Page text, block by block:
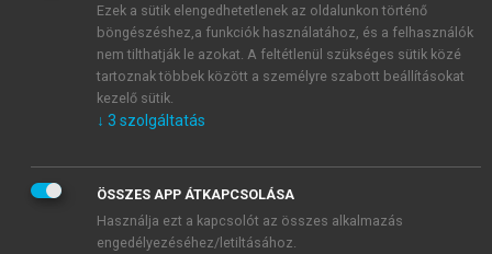
veszem és elfogadom.
Általános vásárlási feltételeket, valamint a szotar.netés a
mersz.huoldalak licencszerződéseiben foglaltakat
tudomásul veszem és elfogadom.
KIPRÓBÁLOM
Ezek a sütik elengedhetetlenek az oldalunkon történő
böngészéshez,a funkciók használatához, és a felhasználók
nem tilthatják le azokat. A feltétlenül szükséges sütik közé
tartoznak többek között a személyre szabott beállításokat
kezelő sütik.
↓ 3 szolgáltatás
ÖSSZES APP ÁTKAPCSOLÁSA
Használja ezt a kapcsolót az összes alkalmazás
engedélyezéséhez/letiltásához.